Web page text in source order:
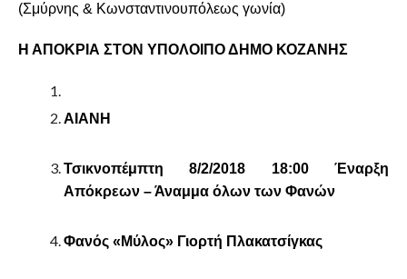
(Σμύρνης & Κωνσταντινουπόλεως γωνία)
Η ΑΠΟΚΡΙΑ ΣΤΟΝ ΥΠΟΛΟΙΠΟ ΔΗΜΟ ΚΟΖΑΝΗΣ
ΑΙΑΝΗ
Τσικνοπέμπτη 8/2/2018 18:00 Έναρξη
Απόκρεων – Άναμμα όλων των Φανών
Φανός «Μύλος» Γιορτή Πλακατσίγκας